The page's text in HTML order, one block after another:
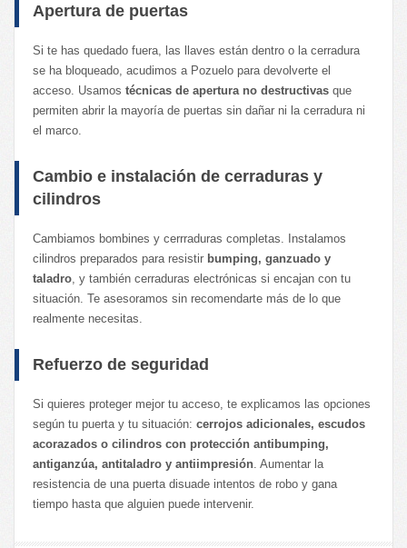
Apertura de puertas
Si te has quedado fuera, las llaves están dentro o la cerradura
se ha bloqueado, acudimos a Pozuelo para devolverte el
acceso. Usamos técnicas de apertura no destructivas que
permiten abrir la mayoría de puertas sin dañar ni la cerradura ni
el marco.
Cambio e instalación de cerraduras y
cilindros
Cambiamos bombines y cerrraduras completas. Instalamos
cilindros preparados para resistir bumping, ganzuado y
taladro , y también cerraduras electrónicas si encajan con tu
situación. Te asesoramos sin recomendarte más de lo que
realmente necesitas.
Refuerzo de seguridad
Si quieres proteger mejor tu acceso, te explicamos las opciones
según tu puerta y tu situación: cerrojos adicionales, escudos
acorazados o cilindros con protección antibumping,
antiganzúa, antitaladro y antiimpresión . Aumentar la
resistencia de una puerta disuade intentos de robo y gana
tiempo hasta que alguien puede intervenir.